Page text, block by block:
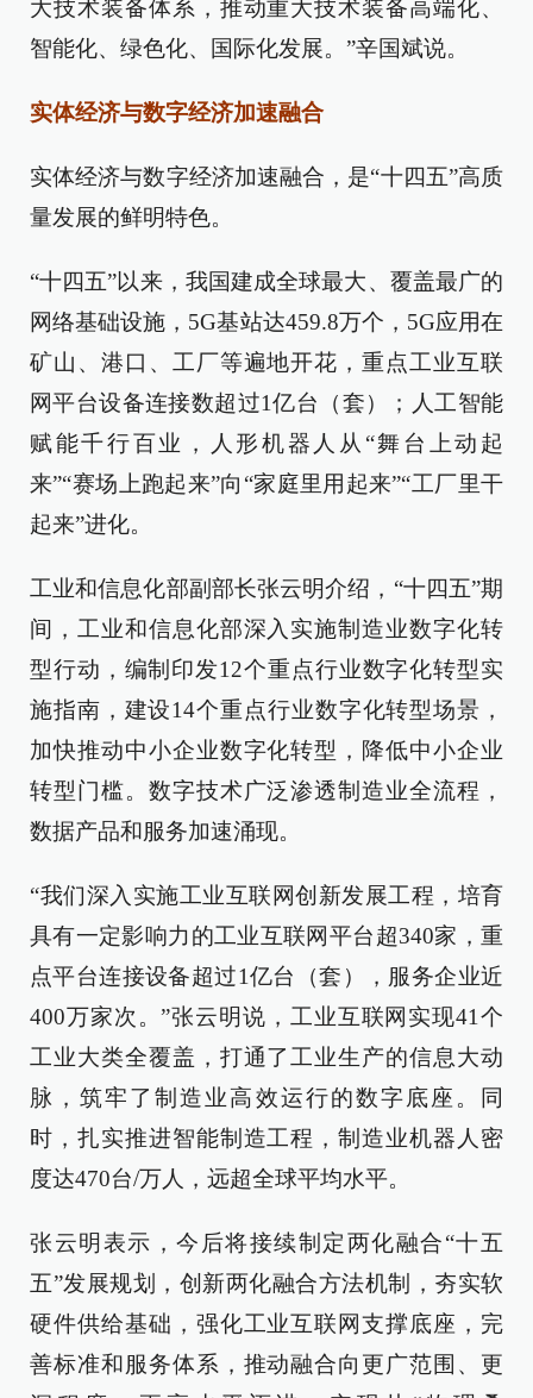
大技术装备体系，推动重大技术装备高端化、
智能化、绿色化、国际化发展。”辛国斌说。
实体经济与数字经济加速融合
实体经济与数字经济加速融合，是“十四五”高质
量发展的鲜明特色。
“十四五”以来，我国建成全球最大、覆盖最广的
网络基础设施，5G基站达459.8万个，5G应用在
矿山、港口、工厂等遍地开花，重点工业互联
网平台设备连接数超过1亿台（套）；人工智能
赋能千行百业，人形机器人从“舞台上动起
来”“赛场上跑起来”向“家庭里用起来”“工厂里干
起来”进化。
工业和信息化部副部长张云明介绍，“十四五”期
间，工业和信息化部深入实施制造业数字化转
型行动，编制印发12个重点行业数字化转型实
施指南，建设14个重点行业数字化转型场景，
加快推动中小企业数字化转型，降低中小企业
转型门槛。数字技术广泛渗透制造业全流程，
数据产品和服务加速涌现。
“我们深入实施工业互联网创新发展工程，培育
具有一定影响力的工业互联网平台超340家，重
点平台连接设备超过1亿台（套），服务企业近
400万家次。”张云明说，工业互联网实现41个
工业大类全覆盖，打通了工业生产的信息大动
脉，筑牢了制造业高效运行的数字底座。同
时，扎实推进智能制造工程，制造业机器人密
度达470台/万人，远超全球平均水平。
张云明表示，今后将接续制定两化融合“十五
五”发展规划，创新两化融合方法机制，夯实软
硬件供给基础，强化工业互联网支撑底座，完
善标准和服务体系，推动融合向更广范围、更